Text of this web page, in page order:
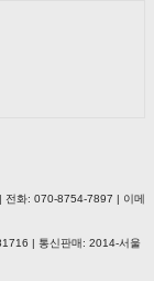
전화: 070-8754-7897 | 이메
| 통신판매: 2014-서울